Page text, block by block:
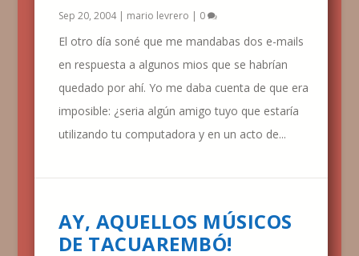
Sep 20, 2004| mario levrero | 0
El otro día soné que me mandabas dos e-mails
en respuesta a algunos mios que se habrían
quedado por ahí. Yo me daba cuenta de que era
imposible: ¿seria algún amigo tuyo que estaría
utilizando tu computadora y en un acto de...
AY, AQUELLOS MÚSICOS
DE TACUAREMBÓ!